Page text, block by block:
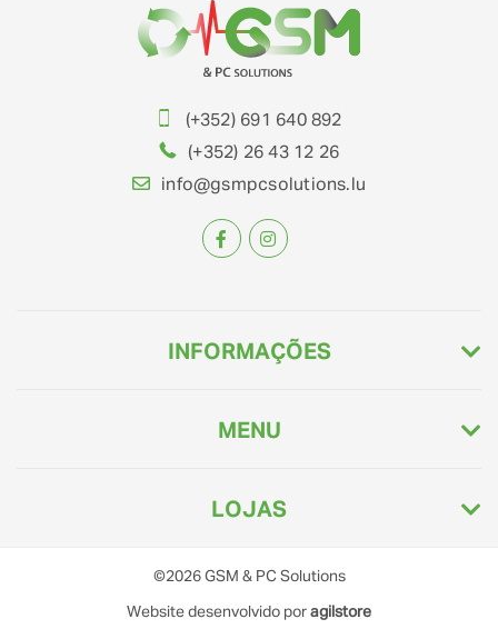
(+352) 691 640 892
(+352) 26 43 12 26
info@gsmpcsolutions.lu
INFORMAÇÕES
MENU
LOJAS
©2026 GSM & PC Solutions
Website desenvolvido por agilstore